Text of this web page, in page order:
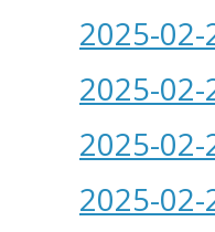
2025-
2025-
2025-
2025-